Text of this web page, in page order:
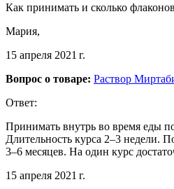
Как принимать и сколько
Мария,
15 апреля 2021 г.
Вопрос о товаре: Раствор
Ответ:
Принимать внутрь во время еды
Длительность курса 2–3 недели.
3–6 месяцев. На один курс
15 апреля 2021 г.